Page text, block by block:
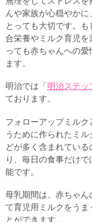
んや家族が心穏やか
とっても大切です。
合栄養やミルク育児
っても赤ちゃんへの
ます。
明治では「 明治ステッ
ております。
フォローアップミル
うために作られたミ
どが多く含まれてい
り、毎日の食事だけ
能です。
母乳期間は、赤ちゃ
て育児用ミルクをうま
とができます。